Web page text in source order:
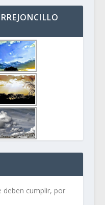
deben cumplir, por